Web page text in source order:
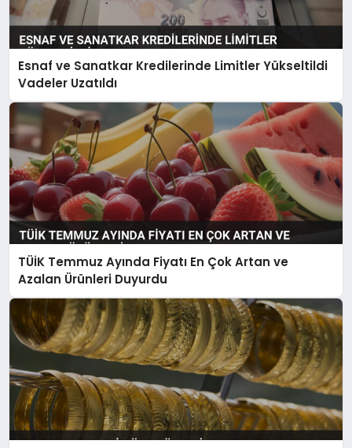
Esnaf ve Sanatkar Kredilerinde Limitler Yükseltildi
Vadeler Uzatıldı
TÜİK Temmuz Ayında Fiyatı En Çok Artan ve
Azalan Ürünleri Duyurdu